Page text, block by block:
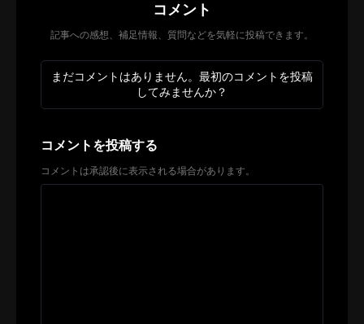
コメント
記事への感想、補足情報、質問などを気軽に投稿できます。
まだコメントはありません。最初のコメントを投稿
してみませんか？
コメントを投稿する
コメントは承認後に表示される場合があります。